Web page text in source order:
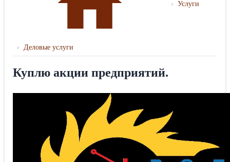
› Услуги
› Деловые услуги
Куплю акции предприятий.